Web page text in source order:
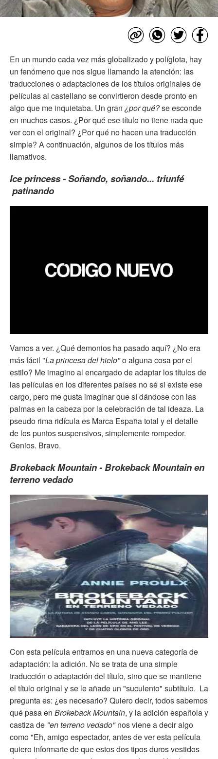
En un mundo cada vez más globalizado y políglota, hay
un fenómeno que nos sigue llamando la atención: las
traducciones o adaptaciones de los títulos originales de
películas al castellano se convirtieron desde pronto en
algo que me inquietaba. Un gran ¿por qué?se esconde
en muchos casos. ¿Por qué ese título no tiene nada que
ver con el original? ¿Por qué no hacen una traducción
simple? A continuación, algunos de los títulos más
llamativos.
Ice princess - Soñando, soñando... triunfé
patinando
Vamos a ver. ¿Qué demonios ha pasado aquí? ¿No era
más fácil "La princesa del hielo"o alguna cosa por el
estilo? Me imagino al encargado de adaptar los títulos de
las películas en los diferentes países no sé si existe ese
cargo, pero me gusta imaginar que sí dándose con las
palmas en la cabeza por la celebración de tal ideaza. La
pseudo rima ridícula es Marca España total y el detalle
de los puntos suspensivos, simplemente rompedor.
Genios. Bravo.
Brokeback Mountain - Brokeback Mountain en
terreno vedado
Con esta película entramos en una nueva categoría de
adaptación: la adición. No se trata de una simple
traducción o adaptación del título, sino que se mantiene
el título original y se le añade un "suculento" subtítulo. La
pregunta es: ¿es necesario? Quiero decir, todos sabemos
qué pasa en Brokeback Mountain, y la adición española y
castiza de "en terreno vedado"nos viene a decir algo
como "Eh, amigo espectador, antes de ver esta película
quiero informarte de que estos dos tipos duros vestidos